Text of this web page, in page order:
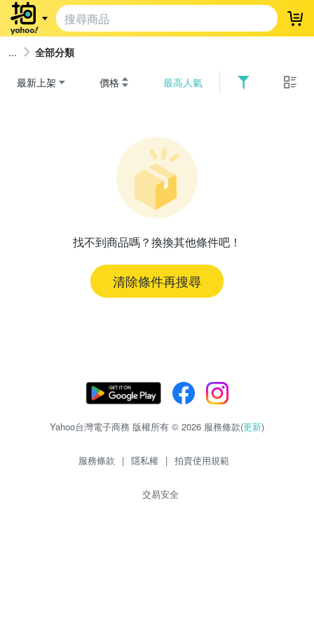
登
全部分類
最新上架 價格 最高人氣
找不到商品嗎？換換其他條件吧！
清除條件再搜尋
Yahoo台灣電子商務 版權所有 © 2026 服務條款(更新)
服務條款 | 隱私權 | 拍賣使用規範
交易安全